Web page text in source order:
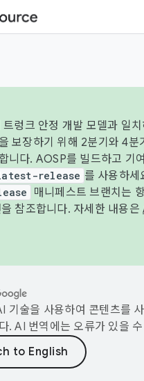
렁크 안정 개발 모델과 일
보장하기 위해 2분기와 4분
니다. AOSP를 빌드하고 기
release 를 사용하세
매니페스트 브랜치는
참조합니다. 자세한 내용은
기술을 사용하여 콘텐츠를
. AI 번역에는 오류가 있을